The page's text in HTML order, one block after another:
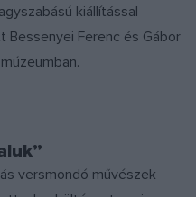
kiállítással
Ferenc és Gábor
versmondó művészek